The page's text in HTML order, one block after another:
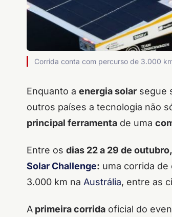
Corrida conta com percurso de 3.000
Enquanto a energia solar segue
outros países a tecnologia não
principal ferramenta de uma
Entre os dias 22 a 29 de outubro,
Solar Challenge: uma corrida
3.000 km na Austrália, entre as
A primeira corrida oficial do